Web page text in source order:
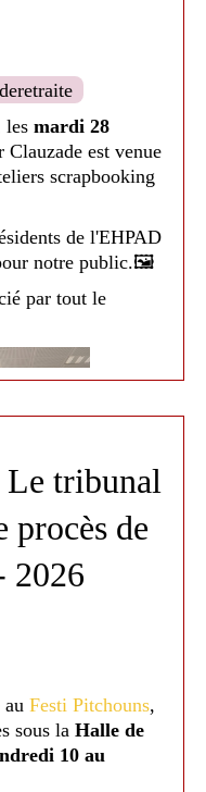
les mardi 28
Clauzade est venue
scrapbooking
de l'EHPAD
notre public.🖼
par tout le
Le tribunal
procès de
2026
au Festi Pitchouns,
sous la Halle de
10 au